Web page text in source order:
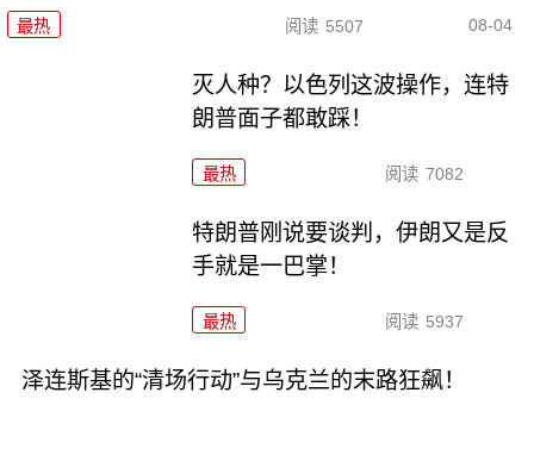
最热 阅读 5507 08-04
灭人种？以色列这波操作，连特
朗普面子都敢踩！
最热 阅读 7082
特朗普刚说要谈判，伊朗又是反
手就是一巴掌！
最热 阅读 5937
泽连斯基的“清场行动”与乌克兰的末路狂飙！